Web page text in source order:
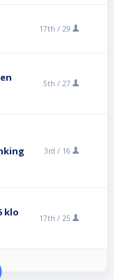
17th / 29
5th / 27
3rd / 16
klo
17th / 25